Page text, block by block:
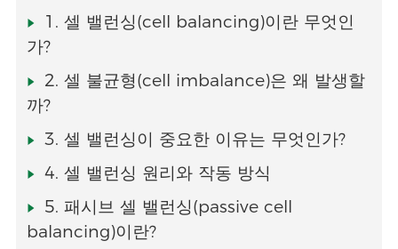
1. 셀 밸런싱(cell balancing)이란 무엇인
가?
2. 셀 불균형(cell imbalance)은 왜 발생할
까?
3. 셀 밸런싱이 중요한 이유는 무엇인가?
4. 셀 밸런싱 원리와 작동 방식
5. 패시브 셀 밸런싱(passive cell
balancing)이란?